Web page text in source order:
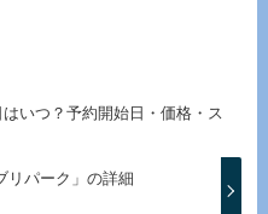
いつ？予約開始日・価格・ス
リパーク」の詳細